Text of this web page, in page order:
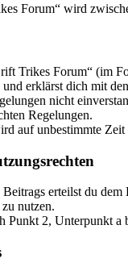
Forum“ wird
Trikes Forum“ (im
erklärst dich mit
nicht
Regelungen.
auf unbestimmte
erteilst du
nutzen.
Punkt 2, Unterpunkt a